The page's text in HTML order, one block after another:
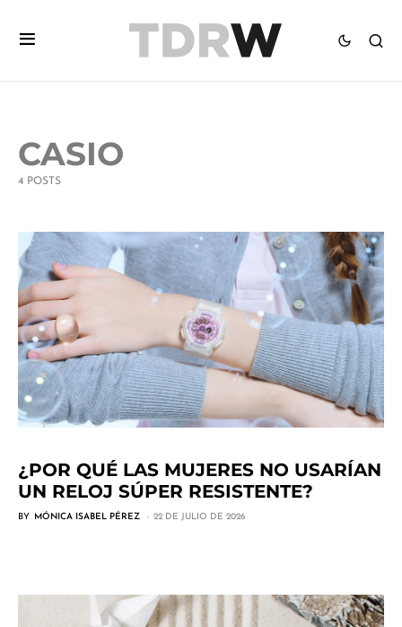
CASIO
4 POSTS
¿POR QUÉ LAS MUJERES NO USARÍAN
UN RELOJ SÚPER RESISTENTE?
BY MÓNICA ISABEL PÉREZ 22 DE JULIO DE 2026